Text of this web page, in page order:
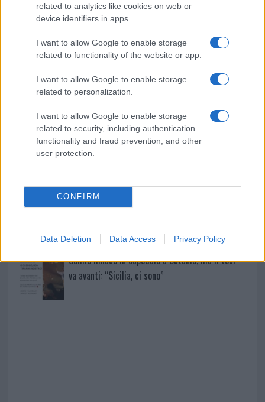
related to analytics like cookies on web or
device identifiers in apps.
I want to allow Google to enable storage
related to functionality of the website or app.
I want to allow Google to enable storage
related to personalization.
I want to allow Google to enable storage
related to security, including authentication
functionality and fraud prevention, and other
user protection.
CONFIRM
Data Deletion Data Access Privacy Policy
Tre milioni di euro dalla Provincia Gallura per
nuove aule nelle scuole di Olbia
Incidente sulla provinciale 125, paura tra Olbia e
Arzachena
Incidente sulla strada provinciale ad Arzachena,
un ferito
Sangue, musica e solidarietà con Avis Olbia al
Meteo Olbia 9 agosto, temperature in calo
Salmo finisce in ospedale a Catania, ma il tour
va avanti: “Sicilia, ci sono”